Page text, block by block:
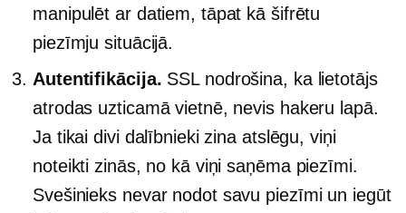
manipulēt ar datiem, tāpat kā šifrētu
piezīmju situācijā.
Autentifikācija. SSL nodrošina, ka lietotājs
atrodas uzticamā vietnē, nevis hakeru lapā.
Ja tikai divi dalībnieki zina atslēgu, viņi
noteikti zinās, no kā viņi saņēma piezīmi.
Svešinieks nevar nodot savu piezīmi un iegūt